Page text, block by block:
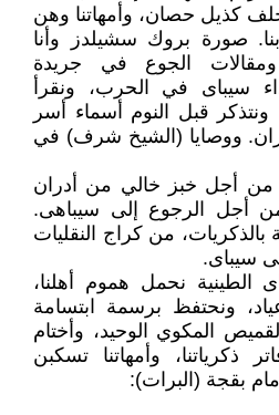
كذيل حصان، وأمهاتنا وهن
صورة بروك سشيلدز وأنا
الجوع في جريدة
سيباى في الحرب، ونقرأ
ونتذكر قبل النوم أسماء أسر
ووصايا (الشيخ شرف) في
من أجل خبز خالي من أدران
أجل الرجوع إلى سيباهى.
بالذكريات، من كراج النقليات
سيباى.
نحمل هموم أهلنا،
ونحتفظ برسمة ابتسامة
المكوي الوحيد، وأختام
ذكرياتنا، وأمهاتنا تسكبن
بقجة (البرات):